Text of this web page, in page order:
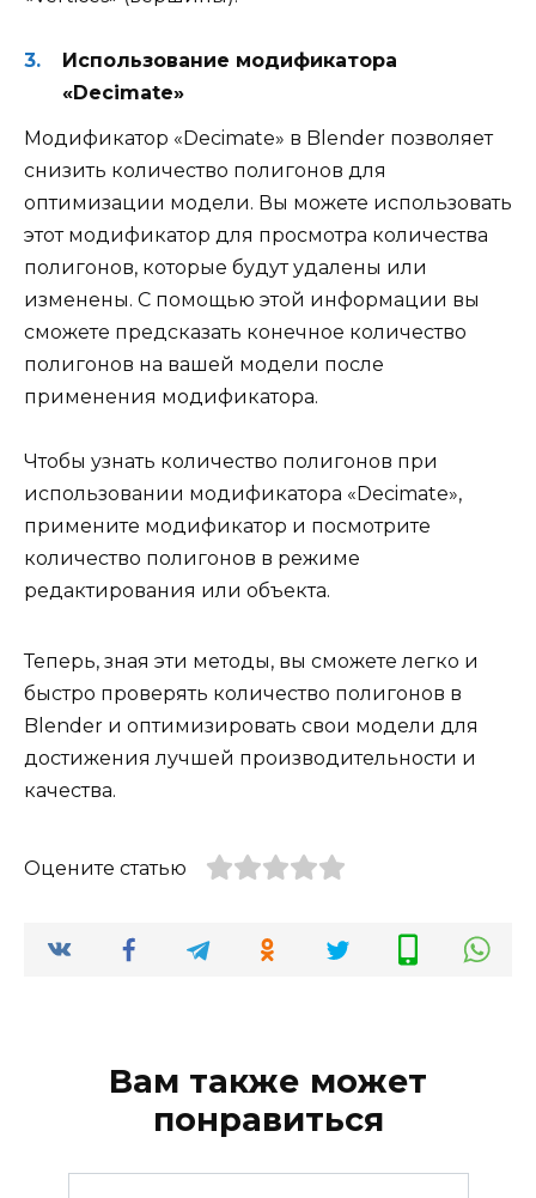
Использование модификатора
«Decimate»
Модификатор «Decimate» в Blender позволяет
снизить количество полигонов для
оптимизации модели. Вы можете использовать
этот модификатор для просмотра количества
полигонов, которые будут удалены или
изменены. С помощью этой информации вы
сможете предсказать конечное количество
полигонов на вашей модели после
применения модификатора.
Чтобы узнать количество полигонов при
использовании модификатора «Decimate»,
примените модификатор и посмотрите
количество полигонов в режиме
редактирования или объекта.
Теперь, зная эти методы, вы сможете легко и
быстро проверять количество полигонов в
Blender и оптимизировать свои модели для
достижения лучшей производительности и
качества.
Оцените статью
Вам также может
понравиться